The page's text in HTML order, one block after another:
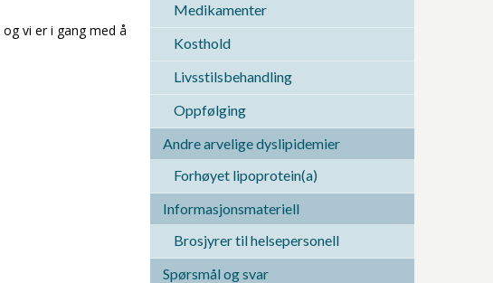
Medikamenter
Kosthold
Livsstilsbehandling
Oppfølging
Andre arvelige dyslipidemier
Forhøyet lipoprotein(a)
Informasjonsmateriell
Brosjyrer til helsepersonell
Spørsmål og svar
vi er i gang med å